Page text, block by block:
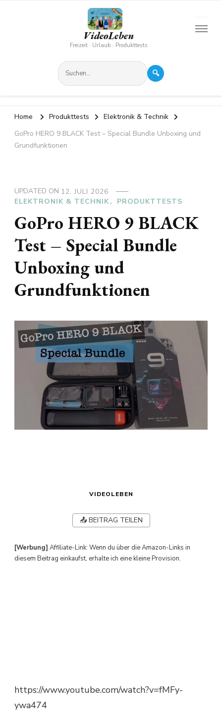
VideoLeben
Freizeit · Urlaub · Produkttests
🔍
Home Produkttests
Elektronik & Technik
GoPro HERO 9 BLACK Test – Special Bundle Unboxing und
Grundfunktionen
UPDATED ON 12. JULI 2026
ELEKTRONIK & TECHNIK
PRODUKTTESTS
GoPro HERO 9 BLACK
Test – Special Bundle
Unboxing und
Grundfunktionen
VIDEOLEBEN
📤 BEITRAG TEILEN
[Werbung] Affiliate-Link: Wenn du über die Amazon-Links in
diesem Beitrag einkaufst, erhalte ich eine kleine Provision.
https://www.youtube.com/watch?v=fMFy-
ywa474